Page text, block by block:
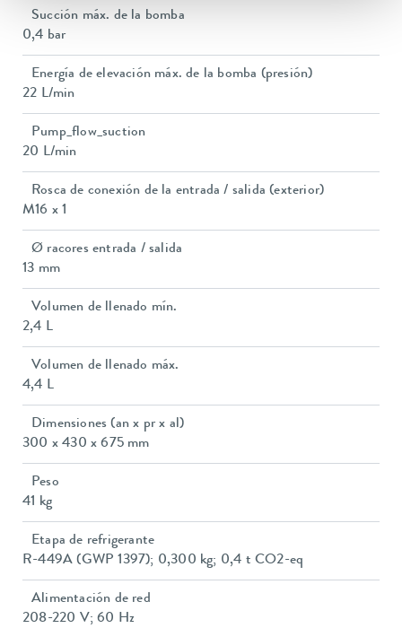
Succión máx. de la bomba
0,4 bar
Energía de elevación máx. de la bomba (presión)
22 L/min
Pump_flow_suction
20 L/min
Rosca de conexión de la entrada / salida (exterior)
M16 x 1
Ø racores entrada / salida
13 mm
Volumen de llenado mín.
2,4 L
Volumen de llenado máx.
4,4 L
Dimensiones (an x pr x al)
300 x 430 x 675 mm
Peso
41 kg
Etapa de refrigerante
R-449A (GWP 1397); 0,300 kg; 0,4 t CO2-eq
Alimentación de red
208-220 V; 60 Hz